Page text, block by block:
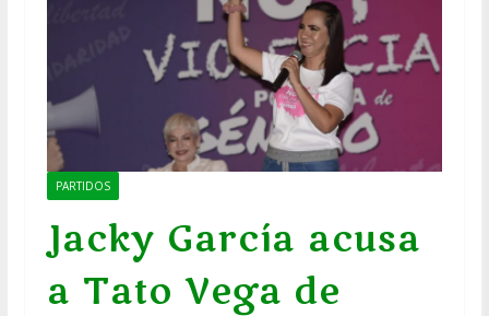
PARTIDOS
Jacky García acusa
a Tato Vega de